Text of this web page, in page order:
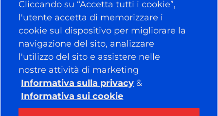
PNEUMATICI
POLITICA
AZIENDA
RESTA COLLEGATO
Cliccando su “Accetta tutti i cookie”,
l'utente accetta di memorizzare i
cookie sul dispositivo per migliorare la
navigazione del sito, analizzare
l'utilizzo del sito e assistere nelle
nostre attività di marketing
Informativa sulla privacy &
Informativa sui cookie